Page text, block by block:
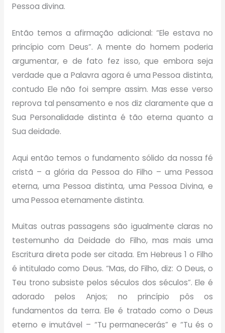
Pessoa divina.
Então temos a afirmação adicional: “Ele estava no
princípio com Deus”. A mente do homem poderia
argumentar, e de fato fez isso, que embora seja
verdade que a Palavra agora é uma Pessoa distinta,
contudo Ele não foi sempre assim. Mas esse verso
reprova tal pensamento e nos diz claramente que a
Sua Personalidade distinta é tão eterna quanto a
Sua deidade.
Aqui então temos o fundamento sólido da nossa fé
cristã – a glória da Pessoa do Filho – uma Pessoa
eterna, uma Pessoa distinta, uma Pessoa Divina, e
uma Pessoa eternamente distinta.
Muitas outras passagens são igualmente claras no
testemunho da Deidade do Filho, mas mais uma
Escritura direta pode ser citada. Em Hebreus 1 o Filho
é intitulado como Deus. “Mas, do Filho, diz: O Deus, o
Teu trono subsiste pelos séculos dos séculos”. Ele é
adorado pelos Anjos; no princípio pôs os
fundamentos da terra. Ele é tratado como o Deus
eterno e imutável – “Tu permanecerás” e “Tu és o